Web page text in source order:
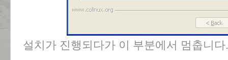
설치가 진행되다가 이 부분에서 멈춥니